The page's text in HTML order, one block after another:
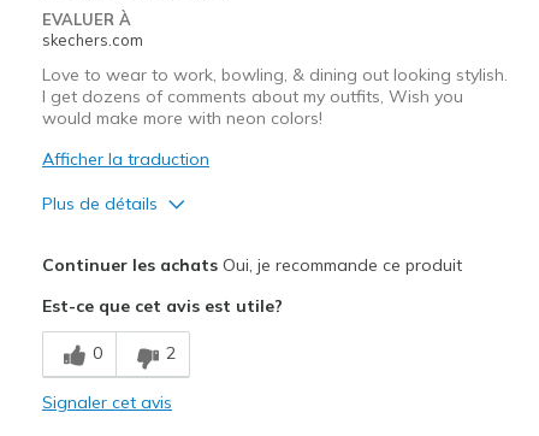
EVALUER À
skechers.com
Love to wear to work, bowling, & dining out looking stylish.
I get dozens of comments about my outfits, Wish you
would make more with neon colors!
Afficher la traduction
Plus de détails
Breathe Well
Comfortable
Continuer les achatsOui, je recommande ce produit
Est-ce que cet avis est utile?
0 2
Signaler cet avis